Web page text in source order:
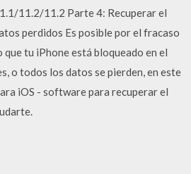
11.2/11.2 Parte 4: Recuperar el
perdidos Es posible por el fracaso
tu iPhone está bloqueado en el
o todos los datos se pierden, en este
iOS - software para recuperar el